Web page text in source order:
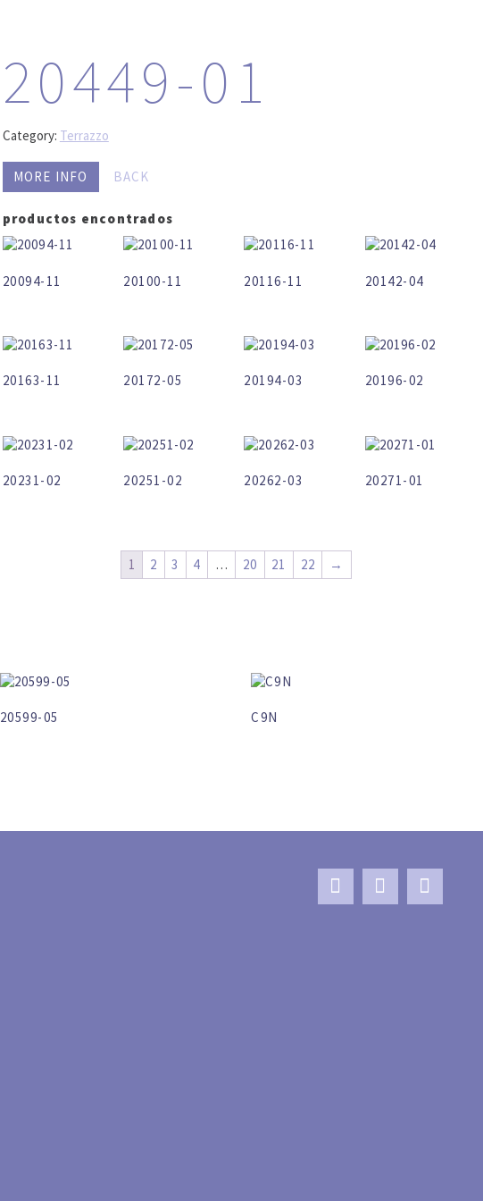
20449-01
Category: Terrazzo
MORE INFO BACK
productos encontrados
20094-11 20100-11 20116-11 20142-04
20163-11 20172-05 20194-03 20196-02
20231-02 20251-02 20262-03 20271-01
1 2 3 4 … 20 21 22 →
20599-05 C9N